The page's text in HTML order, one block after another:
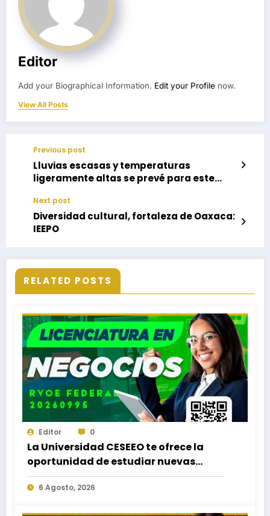
Editor
Add your Biographical Information. Edit your Profile now.
View All Posts
Previous post
Lluvias escasas y temperaturas
ligeramente altas se prevé para este
Next post
Diversidad cultural, fortaleza de Oaxaca:
IEEPO
RELATED POSTS
Editor 0
La Universidad CESEEO te ofrece la
oportunidad de estudiar nuevas
Licenciaturas en los Campus Oaxaca,
Puerto Escondido, Ixtepec y en la
6 Agosto, 2026